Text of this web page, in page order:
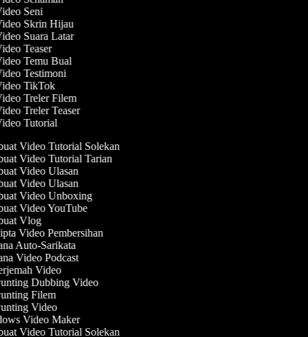
Seni
Skrin Hijau
Suara Latar
Teaser
Temu Bual
Testimoni
TikTok
Treler Filem
Treler Teaser
Tutorial
Video Tutorial Solekan
Video Tutorial Tarian
Video Ulasan
Video Ulasan
Video Unboxing
Video YouTube
Vlog
Video Pembersihan
Auto-Sarikata
Video Podcast
Video
Dubbing Video
Filem
Video
Video Maker
Video Tutorial Solekan